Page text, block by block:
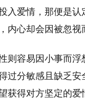
入爱情，那便是
内心却会因被忽视
则容易因小事而
过分敏感且缺乏
获得对方坚定的爱